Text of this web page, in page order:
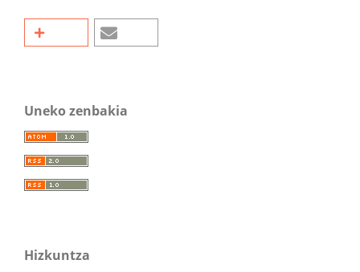
Uneko zenbakia
Hizkuntza